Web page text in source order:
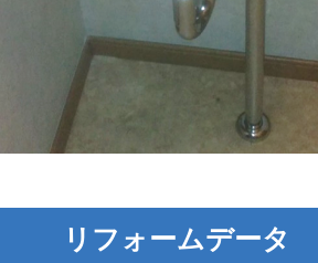
リフォームデータ